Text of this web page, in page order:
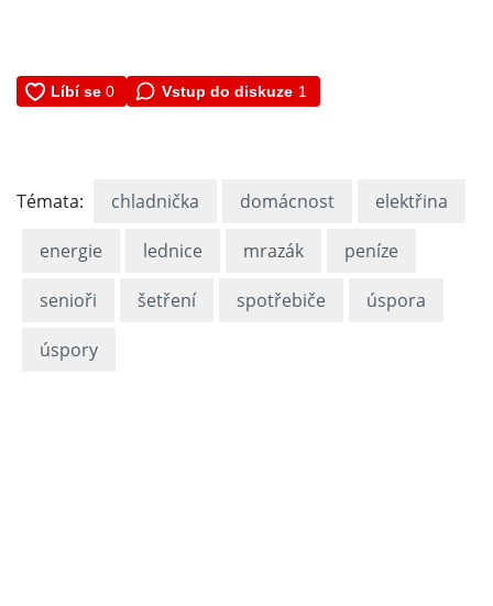
Vstup do diskuze 1
Témata: chladnička domácnost elektřina
energie lednice mrazák peníze
senioři šetření spotřebiče úspora
úspory